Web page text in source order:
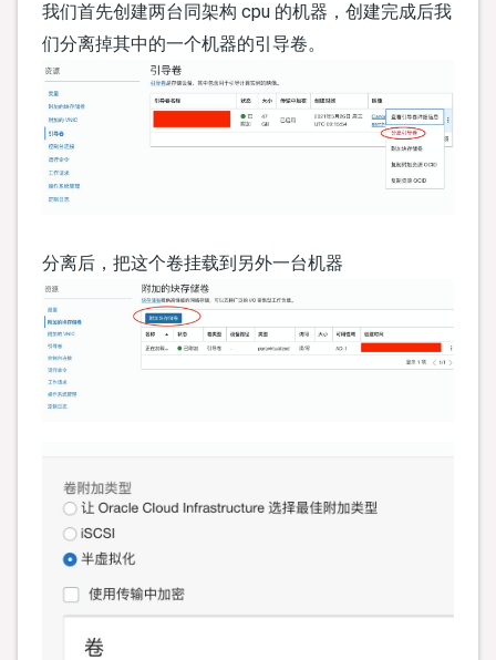
我们首先创建两台同架构 cpu 的机器，创建完成后我
们分离掉其中的一个机器的引导卷。
分离后，把这个卷挂载到另外一台机器